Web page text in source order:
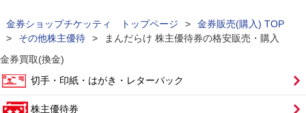
金券ショップチケッティ トップページ >
金券販売(購入) TOP
>
その他株主優待 >
まんだらけ 株主優待券の格安販売・購入
金券買取(換金)
切手・印紙・はがき・レターパック
株主優待券